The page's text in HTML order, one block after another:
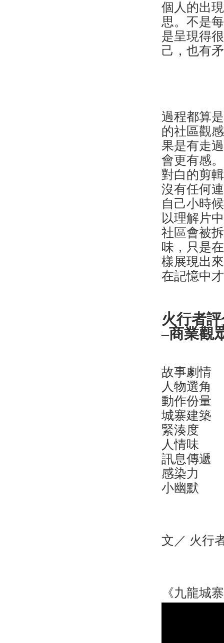
個人的出
思。不是
是呈現得
己，也有
過程都算
的社區觀
果是有走
會更有感
對白的剪
沒有任何
自己小時
以理解片
社區會被
味，只是
樣展現出
在記憶中
火行者
–商業觀
故事劇
人物
動作份
城寨建
緊湊
人情
訊息傳
感染
小幽
文／ 火行
《九龍城